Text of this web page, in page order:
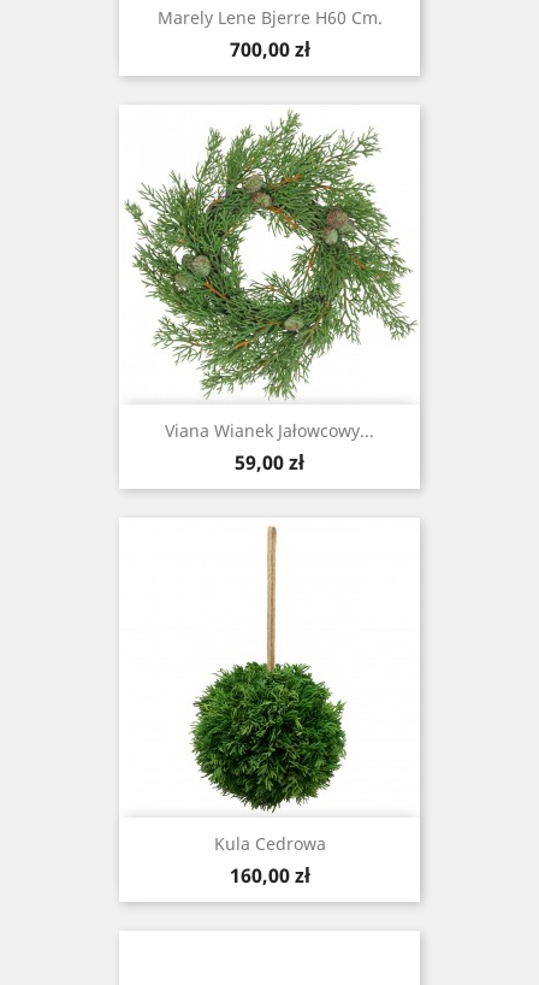
Marely Lene Bjerre H60 Cm.
Cena
700,00 zł
Viana Wianek Jałowcowy...
Cena
59,00 zł
Kula Cedrowa
Cena
160,00 zł